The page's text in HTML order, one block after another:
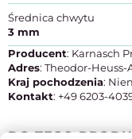
Średnica chwytu
3 mm
Producent: Karnasch
Adres: Theodor-Heuss-
Kraj pochodzenia:
Kontakt: +49 6203-